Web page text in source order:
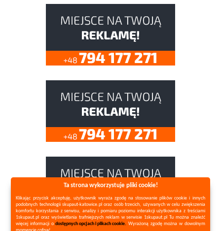
Ta strona wykorzystuje pliki cookie!
Klikając przycisk akceptuję, użytkownik wyraża zgodę na stosowanie plików cookie i innych
podobnych technologii skupaut-katowice.pl oraz osób trzecich, używanych w celu zwiększenia
komfortu korzystania z serwisu, analizy i pomiaru poziomu interakcji użytkownika z treściami
1skupaut.pl oraz wyświetlania trafniejszych reklam w serwisie 1skupaut.pl Tu można znaleźć
więcej informacji odostępnych opcjach i plikach cookie. Wyrażoną zgodę można w dowolnym